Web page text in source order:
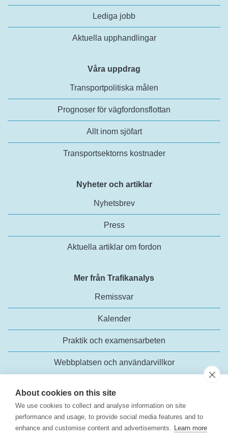
About cookies on this site
We use cookies to collect and analyse information on site
performance and usage, to provide social media features and to
enhance and customise content and advertisements. Learn more
Lediga jobb
Aktuella upphandlingar
Våra uppdrag
Transportpolitiska målen
Prognoser för vägfordonsflottan
Allt inom sjöfart
Transportsektorns kostnader
Nyheter och artiklar
Nyhetsbrev
Press
Aktuella artiklar om fordon
Mer från Trafikanalys
Remissvar
Kalender
Praktik och examensarbeten
Webbplatsen och användarvillkor